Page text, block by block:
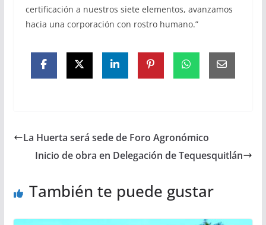
certificación a nuestros siete elementos, avanzamos
hacia una corporación con rostro humano.”
La Huerta será sede de Foro Agronómico
Inicio de obra en Delegación de Tequesquitlán
También te puede gustar